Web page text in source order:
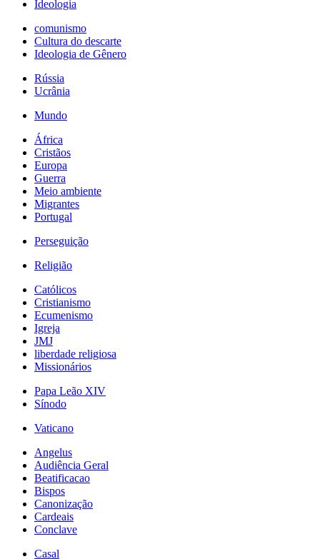
Ideologia
comunismo
Cultura do descarte
Ideologia de Gênero
Rússia
Ucrânia
Mundo
África
Cristãos
Europa
Guerra
Meio ambiente
Migrantes
Portugal
Perseguição
Religião
Católicos
Cristianismo
Ecumenismo
Igreja
JMJ
liberdade religiosa
Missionários
Papa Leão XIV
Sínodo
Vaticano
Angelus
Audiência Geral
Beatificacao
Bispos
Canonização
Cardeais
Conclave
Casal